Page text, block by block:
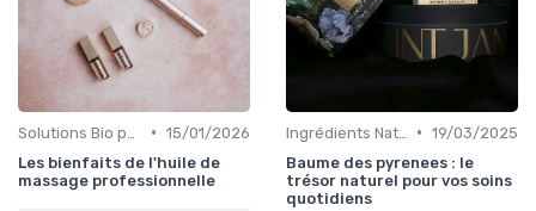
• 15/01/2026
Les bienfaits de l'huile de
massage professionnelle
• 19/03/2025
Baume des pyrenees : le
trésor naturel pour vos soins
quotidiens